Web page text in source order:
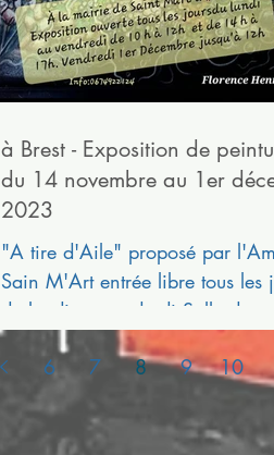
à Brest - Exposition de
du 14 novembre au 1er
2023
"A tire d'Aile" proposé par
Sain M'Art entrée libre tous les
du lundi au vendredi Salle des
mariages Mairie Annexe de...
6
7 8 9 10